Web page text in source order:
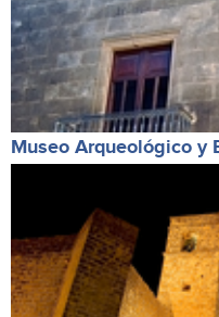
Museo Arqueológico y